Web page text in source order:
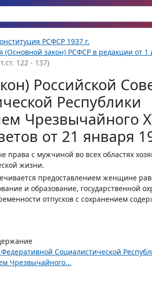
РСФСР 1937 г.
(Основной закон) РСФСР в редакции от 1
122 - 137)
Российской
Республики
Чрезвычайного
от 21 января
с мужчиной во всех областях
жизни.
предоставлением женщине
и образование, государственной
отпусков с сохранением
Социалистической
Чрезвычайного...